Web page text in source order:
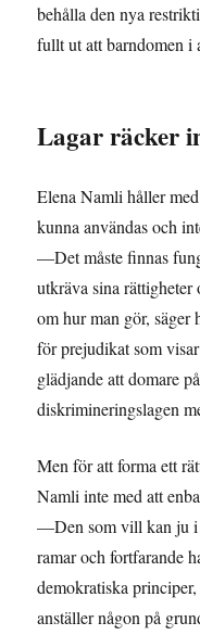
behålla den nya
fullt ut att barndomen i
Lagar räcker
Elena Namli håller
kunna användas och
—Det måste finnas
utkräva sina rättigheter
om hur man gör, säger
för prejudikat som
glädjande att domare
diskrimineringslagen
Men för att forma ett
Namli inte med att
—Den som vill kan ju i
ramar och fortfarande
demokratiska
anställer någon på